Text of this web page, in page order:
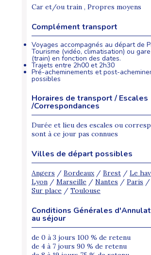
Car et/ou train , Propres moyens
Complément transport
Voyages accompagnés au départ de
Tourisme (vidéo, climatisation) ou
(train) en fonction des dates.
Trajets entre 2h00 et 2h30
Pré-acheminements et post-
possibles
Horaires de transport / Escales
/Correspondances
Durée et lieu des escales ou
sont à ce jour pas connues
Villes de départ possibles
Angers / Bordeaux/ Brest / Le
Lyon / Marseille / Nantes / Paris /
Sur place / Toulouse
Conditions Générales
au séjour
de 0 à 3 jours 100 % de retenu
de 4 à 7 jours 90 % de retenu